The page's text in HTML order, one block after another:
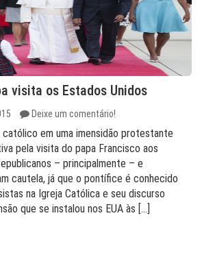
visita os Estados Unidos
Deixe um comentário!
em uma imensidão protestante
pela visita do papa Francisco aos
– principalmente – e
cautela, já que o pontífice é conhecido
na Igreja Católica e seu discurso
que se instalou nos EUA às […]